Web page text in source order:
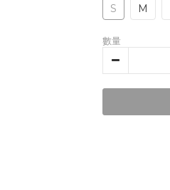
S M
數量